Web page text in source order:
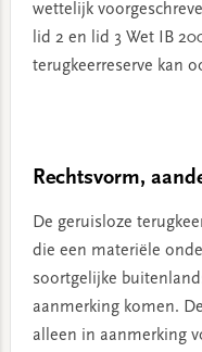
wettelijk
lid 2 en lid 3 Wet IB
terugkeerreserve kan
Rechtsvorm,
De geruisloze
die een materiële
soortgelijke
aanmerking komen.
alleen in aanmerking